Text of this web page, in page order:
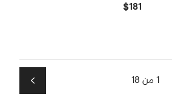
$181
1 من 18 التالي